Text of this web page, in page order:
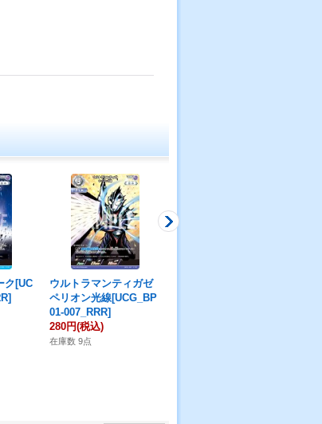
ク[UC
ウルトラマンティガゼ
ペリオン光線[UCG_BP
01-007_RRR]
280円(税込)
在庫数 9点